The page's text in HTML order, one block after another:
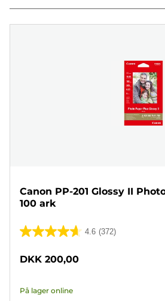
Canon PP-201 Glossy II
100 ark
4.6 (372)
4.6
stjerner.
DKK 200,00
På lager online